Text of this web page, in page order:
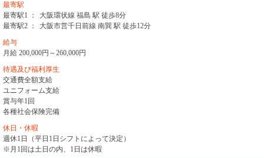
最寄駅
最寄駅1 ：
大阪環状線 福島 駅 徒歩8分
最寄駅2 ：
大阪市営千日前線 南巽 駅 徒歩12分
給与
月給 200,000円～260,000円
待遇及び福利厚生
交通費全額支給
ユニフォーム支給
賞与年1回
各種社会保険完備
休日・休暇
週休1日（平日1日シフトによって決定）
※月1回は土日の内、1日は休暇